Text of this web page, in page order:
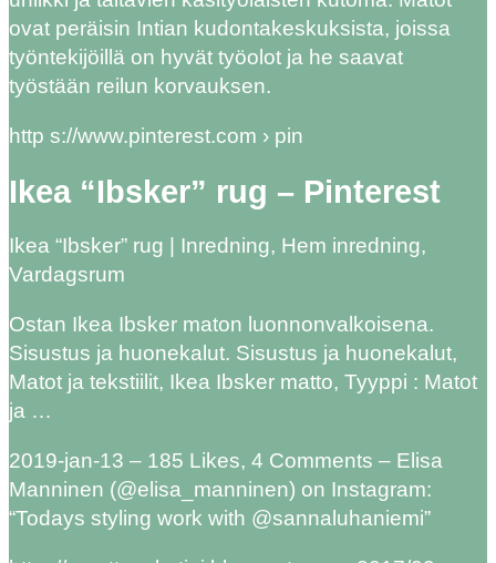
ovat peräisin Intian kudontakeskuksista, joissa
työntekijöillä on hyvät työolot ja he saavat
työstään reilun korvauksen.
http s://www.pinterest.com › pin
Ikea “Ibsker” rug – Pinterest
Ikea “Ibsker” rug | Inredning, Hem inredning,
Vardagsrum
Ostan Ikea Ibsker maton luonnonvalkoisena.
Sisustus ja huonekalut. Sisustus ja huonekalut,
Matot ja tekstiilit, Ikea Ibsker matto, Tyyppi : Matot
ja …
2019-jan-13 – 185 Likes, 4 Comments – Elisa
Manninen (@elisa_manninen) on Instagram:
“Todays styling work with @sannaluhaniemi”